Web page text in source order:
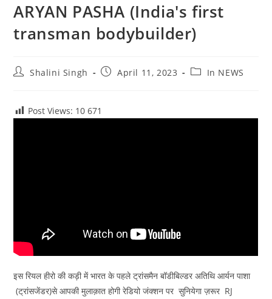
ARYAN PASHA (India's first
transman bodybuilder)
PostShalini Singh
PostApril 11, 2023
PostIn NEWS
Post Views: 10 671
इस रियल हीरो की कड़ी में भारत के पहले ट्रांसमैन बॉडीबिल्डर अतिथि आर्यन पाशा
(ट्रांसजेंडर)से आपकी मुलाक़ात होगी रेडियो जंक्शन पर सुनियेगा ज़रूर RJ